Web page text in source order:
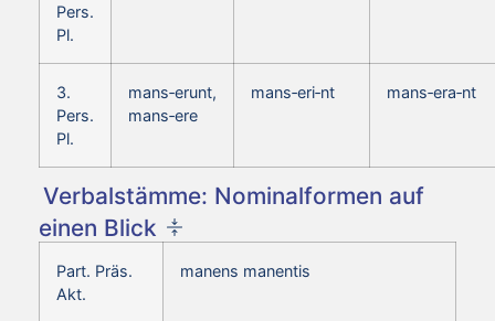
Pers.
Pl.
3.
Pers.
Pl.
mans‑erunt,
mans‑ere
mans‑eri‑nt mans‑era‑nt
Verbalstämme: Nominalformen auf
einen Blick
Part. Präs.
Akt.
manens manentis